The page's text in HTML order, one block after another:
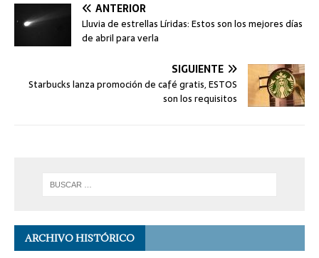
ANTERIOR
Lluvia de estrellas Líridas: Estos son los mejores días
de abril para verla
SIGUIENTE
Starbucks lanza promoción de café gratis, ESTOS
son los requisitos
ARCHIVO HISTÓRICO